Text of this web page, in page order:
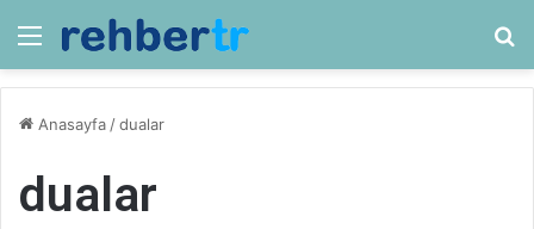
Menü
Anasayfa /dualar
dualar